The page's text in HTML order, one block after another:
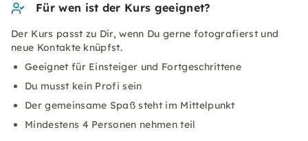
Für wen ist der Kurs geeignet?
Der Kurs passt zu Dir, wenn Du gerne fotografierst und
neue Kontakte knüpfst.
Geeignet für Einsteiger und Fortgeschrittene
Du musst kein Profi sein
Der gemeinsame Spaß steht im Mittelpunkt
Mindestens 4 Personen nehmen teil